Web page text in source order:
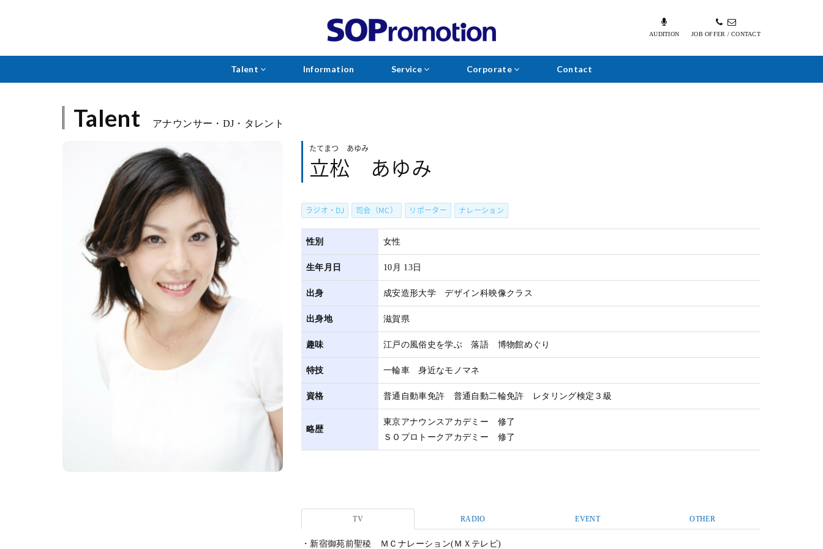
AUDITION JOB OFFER / CONTACT
Talent Information Service Corporate Contact
Talent アナウンサー・DJ・タレント
たてまつ あゆみ
立松 あゆみ
ラジオ・DJ 司会（MC） リポーター ナレーション
性別 女性
生年月日 10月 13日
出身 成安造形大学 デザイン科映像クラス
出身地 滋賀県
趣味 江戸の風俗史を学ぶ 落語 博物館めぐり
特技 一輪車 身近なモノマネ
資格 普通自動車免許 普通自動二輪免許 レタリング検定３級
略歴
東京アナウンスアカデミー 修了
ＳＯプロトークアカデミー 修了
TV RADIO EVENT OTHER
・新宿御苑前聖稜 ＭＣナレーション(ＭＸテレビ)